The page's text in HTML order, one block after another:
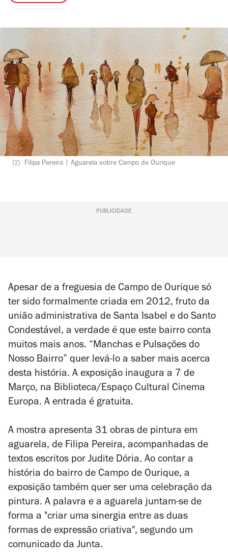
Filipa Pereira | Aguarela sobre Campo de Ourique
PUBLICIDADE
Apesar de a freguesia de Campo de Ourique só
ter sido formalmente criada em 2012, fruto da
união administrativa de Santa Isabel e do Santo
Condestável, a verdade é que este bairro conta
muitos mais anos. “Manchas e Pulsações do
Nosso Bairro” quer levá-lo a saber mais acerca
desta história. A exposição inaugura a 7 de
Março, na Biblioteca/Espaço Cultural Cinema
Europa. A entrada é gratuita.
A mostra apresenta 31 obras de pintura em
aguarela, de Filipa Pereira, acompanhadas de
textos escritos por Judite Dória. Ao contar a
história do bairro de Campo de Ourique, a
exposição também quer ser uma celebração da
pintura. A palavra e a aguarela juntam-se de
forma a "criar uma sinergia entre as duas
formas de expressão criativa", segundo um
comunicado da Junta.